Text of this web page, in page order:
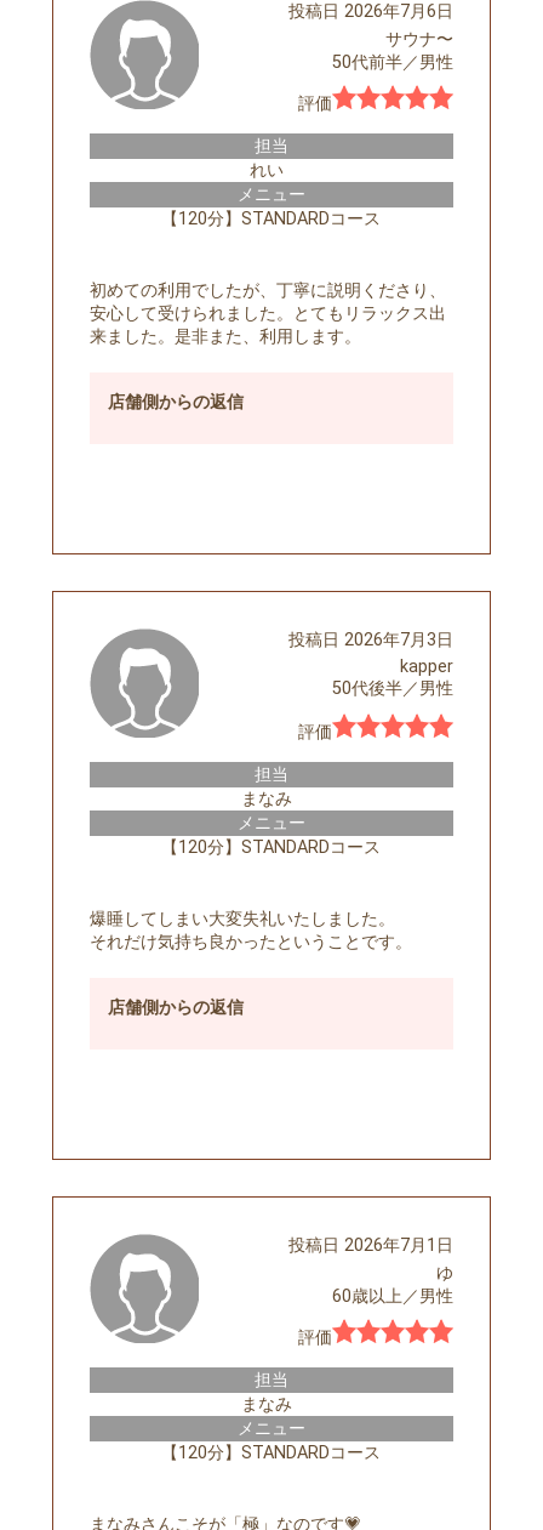
サウナ〜
50代前半／男性
投稿日2026年7月6日
評価
担当
れい
メニュー
【120分】STANDARDコース
初めての利用でしたが、丁寧に説明くださり、
安心して受けられました。とてもリラックス出
来ました。是非また、利用します。
店舗側からの返信
kapper
50代後半／男性
投稿日2026年7月3日
評価
担当
まなみ
メニュー
【120分】STANDARDコース
爆睡してしまい大変失礼いたしました。
それだけ気持ち良かったということです。
店舗側からの返信
ゆ
60歳以上／男性
投稿日2026年7月1日
評価
担当
まなみ
メニュー
【120分】STANDARDコース
まなみさんこそが「極」なのです💗